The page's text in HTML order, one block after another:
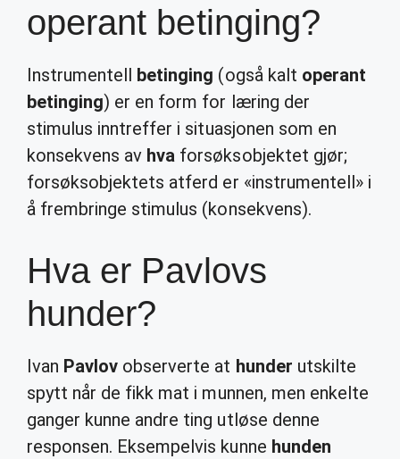
operant betinging?
Instrumentell betinging (også kalt operant
betinging) er en form for læring der
stimulus inntreffer i situasjonen som en
konsekvens av hva forsøksobjektet gjør;
forsøksobjektets atferd er «instrumentell» i
å frembringe stimulus (konsekvens).
Hva er Pavlovs
hunder?
Ivan Pavlov observerte at hunder utskilte
spytt når de fikk mat i munnen, men enkelte
ganger kunne andre ting utløse denne
responsen. Eksempelvis kunne hunden